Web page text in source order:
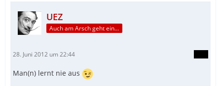
UEZ
Auch am Arsch geht ein Weg vorbei...
28. Juni 2012 um 22:44
Man(n) lernt nie aus